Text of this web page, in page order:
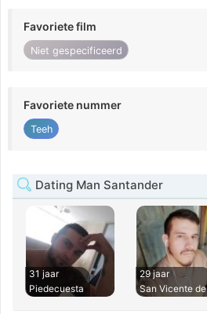
Favoriete film
Niet gespecificeerd
Favoriete nummer
Teeh
Dating Man Santander
31 jaar
Piedecuesta
29 jaar
San Vicente de